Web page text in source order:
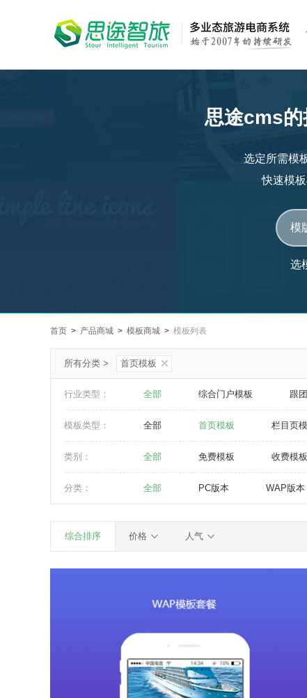
思途cms的
选定所需模
快速模
选
首页 > 产品商城 > 模板商城 > 模板列表
所有分类 > 首页模板
行业类型： 全部 综合门户模板 跟
模板类型： 全部 首页模板 栏目页
类别： 全部 免费模板 收费模板
分类： 全部 PC版本 WAP版本
综合排序 价格 人气